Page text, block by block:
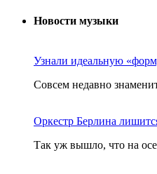
Новости музыки
Узнали идеальную
Совсем недавно
Оркестр Берлина
Так уж вышло, что на